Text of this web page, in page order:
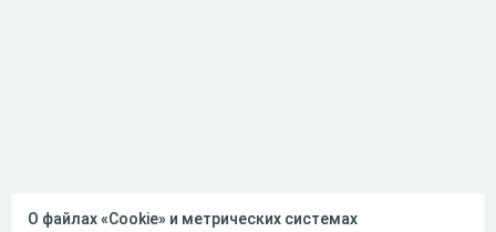
О файлах «Cookie» и метрических системах